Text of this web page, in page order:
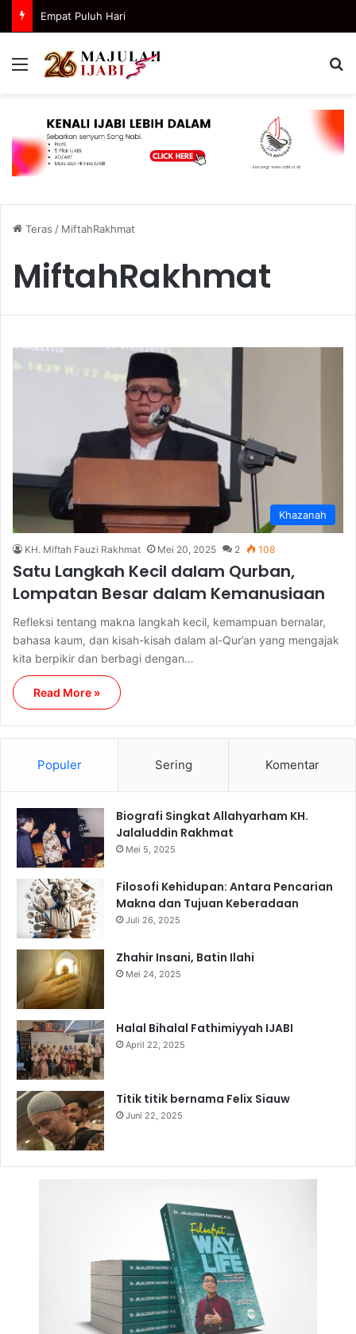
Empat Puluh Hari
Menu
Teras / MiftahRakhmat
MiftahRakhmat
Khazanah
KH. Miftah Fauzi Rakhmat Mei 20, 2025 2 108
Satu Langkah Kecil dalam Qurban,
Lompatan Besar dalam Kemanusiaan
Refleksi tentang makna langkah kecil, kemampuan bernalar,
bahasa kaum, dan kisah-kisah dalam al-Qur’an yang mengajak
kita berpikir dan berbagi dengan…
Read More »
Populer Sering Komentar
Biografi Singkat Allahyarham KH.
Jalaluddin Rakhmat
Mei 5, 2025
Filosofi Kehidupan: Antara Pencarian
Makna dan Tujuan Keberadaan
Juli 26, 2025
Zhahir Insani, Batin Ilahi
Mei 24, 2025
Halal Bihalal Fathimiyyah IJABI
April 22, 2025
Titik titik bernama Felix Siauw
Juni 22, 2025